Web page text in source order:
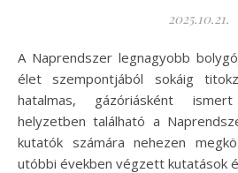
2025.10.21.
A Naprendszer legnagyobb bolygója, az Uránusz, a földi
élet szempontjából sokáig
hatalmas, gázóriásként
helyzetben található a
kutatók számára nehezen
utóbbi években végzett kutatások